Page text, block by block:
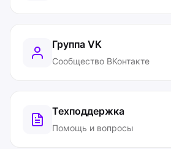
Группа VK
Сообщество ВКонтакте
Техподдержка
Помощь и вопросы